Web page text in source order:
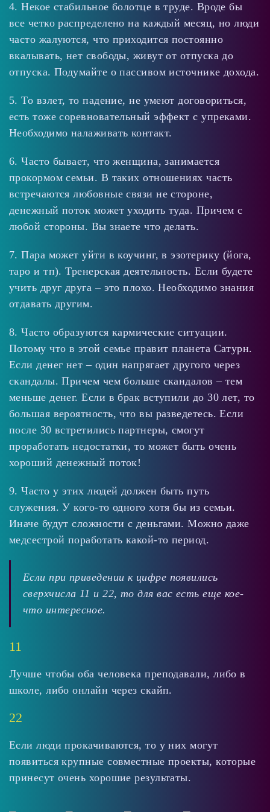
4. Некое стабильное болотце в труде. Вроде бы
все четко распределено на каждый месяц, но люди
часто жалуются, что приходится постоянно
вкалывать, нет свободы, живут от отпуска до
отпуска. Подумайте о пассивом источнике дохода.
5. То взлет, то падение, не умеют договориться,
есть тоже соревновательный эффект с упреками.
Необходимо налаживать контакт.
6. Часто бывает, что женщина, занимается
прокормом семьи. В таких отношениях часть
встречаются любовные связи не стороне,
денежный поток может уходить туда. Причем с
любой стороны. Вы знаете что делать.
7. Пара может уйти в коучинг, в эзотерику (йога,
таро и тп). Тренерская деятельность. Если будете
учить друг друга – это плохо. Необходимо знания
отдавать другим.
8. Часто образуются кармические ситуации.
Потому что в этой семье правит планета Сатурн.
Если денег нет – один напрягает другого через
скандалы. Причем чем больше скандалов – тем
меньше денег. Если в брак вступили до 30 лет, то
большая вероятность, что вы разведетесь. Если
после 30 встретились партнеры, смогут
проработать недостатки, то может быть очень
хороший денежный поток!
9. Часто у этих людей должен быть путь
служения. У кого-то одного хотя бы из семьи.
Иначе будут сложности с деньгами. Можно даже
медсестрой поработать какой-то период.
Если при приведении к цифре появились
сверхчисла 11 и 22, то для вас есть еще кое-
что интересное.
11
Лучше чтобы оба человека преподавали, либо в
школе, либо онлайн через скайп.
22
Если люди прокачиваются, то у них могут
появиться крупные совместные проекты, которые
принесут очень хорошие результаты.